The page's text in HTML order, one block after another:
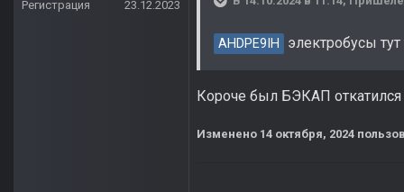
Регистрация
23.12.2023
AHDPE9IH электробусы
Короче был БЭКАП откатился
Изменено 14 октября, 2024